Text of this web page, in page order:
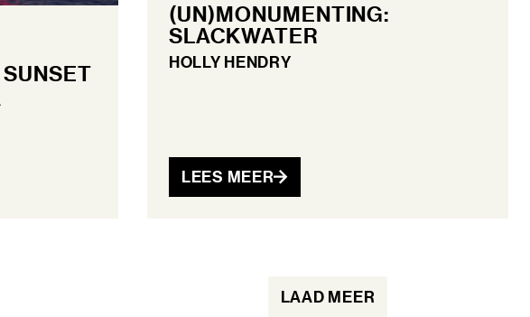
(UN)MONUMENTING:
SLACKWATER
HOLLY HENDRY
LEES MEER
LAAD MEER